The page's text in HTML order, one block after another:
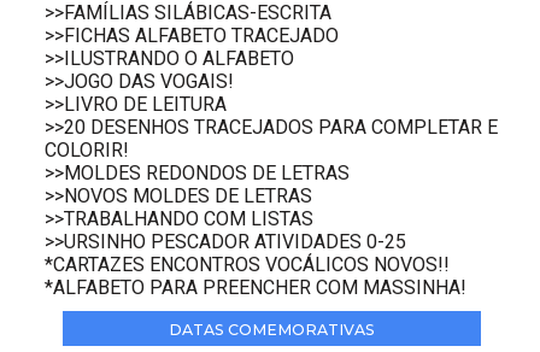
>>FAMÍLIAS SILÁBICAS-ESCRITA
>>FICHAS ALFABETO TRACEJADO
>>ILUSTRANDO O ALFABETO
>>JOGO DAS VOGAIS!
>>LIVRO DE LEITURA
>>20 DESENHOS TRACEJADOS PARA COMPLETAR E
COLORIR!
>>MOLDES REDONDOS DE LETRAS
>>NOVOS MOLDES DE LETRAS
>>TRABALHANDO COM LISTAS
>>URSINHO PESCADOR ATIVIDADES 0-25
*CARTAZES ENCONTROS VOCÁLICOS NOVOS!!
*ALFABETO PARA PREENCHER COM MASSINHA!
DATAS COMEMORATIVAS